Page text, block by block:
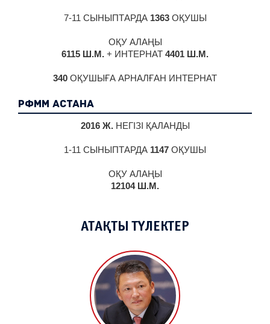
7-11 СЫНЫПТАРДА1363 ОҚУШЫ
ОҚУ АЛАҢЫ
6115 Ш.М. + ИНТЕРНАТ 4401 Ш.М.
340 ОҚУШЫҒА АРНАЛҒАН ИНТЕРНАТ
РФММ Астана
2016 Ж.НЕГІЗІ ҚАЛАНДЫ
1-11 СЫНЫПТАРДА 1147 ОҚУШЫ
ОҚУ АЛАҢЫ
12104 Ш.М.
АТАҚТЫ ТҮЛЕКТЕР